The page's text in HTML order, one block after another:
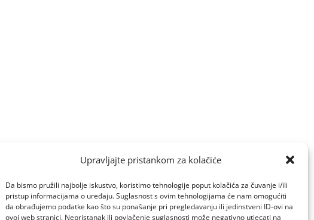
Upravljajte pristankom za kolačiće
Da bismo pružili najbolje iskustvo, koristimo tehnologije poput kolačića za čuvanje i/ili
pristup informacijama o uređaju. Suglasnost s ovim tehnologijama će nam omogućiti
da obrađujemo podatke kao što su ponašanje pri pregledavanju ili jedinstveni ID-ovi na
ovoj web stranici. Nepristanak ili povlačenje suglasnosti može negativno utjecati na